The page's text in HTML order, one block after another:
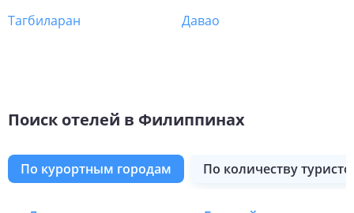
Тагбиларан
Давао
Поиск отелей в Филиппинах
по курортным городам по количеству